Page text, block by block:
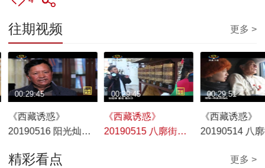
往期视频 更多 >
《西藏诱惑》
20190516 阳光灿烂
00:29:45
《西藏诱惑》
20190515 八廓街记
00:29:45
《西藏诱惑》
20190514 八
00:29:51
精彩看点 更多 >